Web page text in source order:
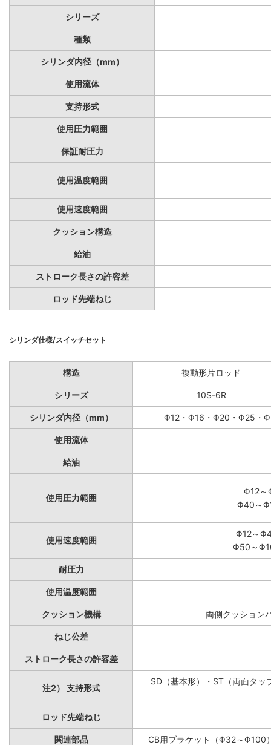
シリーズ
種類
シリンダ内径（mm）
使用流体
支持形式
使用圧力範囲
保証耐圧力
使用温度範囲
使用速度範囲
クッション構造
給油
ストローク長さの許容差
ロッド先端ねじ
シリンダ仕様/スイッチセット
構造 複動形片ロッド
シリーズ 10S-6R
シリンダ内径（mm） Φ12・Φ16・Φ20・Φ25・
使用流体
給油
使用圧力範囲
Φ12～
Φ40～
使用速度範囲
Φ12～
Φ50～
耐圧力
使用温度範囲
クッション機構 両側クッション
ねじ公差
ストローク長さの許容差
注2） 支持形式
SD（基本形）・ST（両面タッ
ロッド先端ねじ
関連部品 CB用ブラケット（Φ32～Φ100